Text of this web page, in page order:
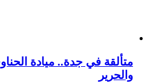
متألقة في جدة.. ميادة
والحرير